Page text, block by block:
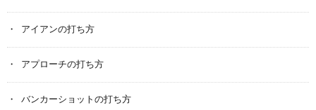
アイアンの打ち方
アプローチの打ち方
バンカーショットの打ち方